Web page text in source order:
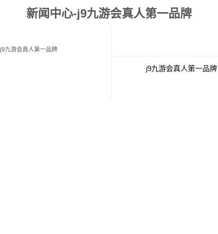
新闻中心-j9九游会真人第一品牌
j9九游会真人第一品牌
j9九游会真人第一品牌